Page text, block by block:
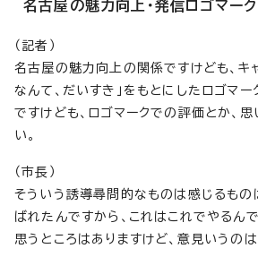
名古屋の魅力向上・発信ロゴマー
（記者）
名古屋の魅力向上の関係ですけども、キ
なんて、だいすき」をもとにしたロゴマ
ですけども、ロゴマークでの評価とか、
い。
（市長）
そういう誘導尋問的なものは感じるもの
ばれたんですから、これはこれでやるん
思うところはありますけど、意見いうのは